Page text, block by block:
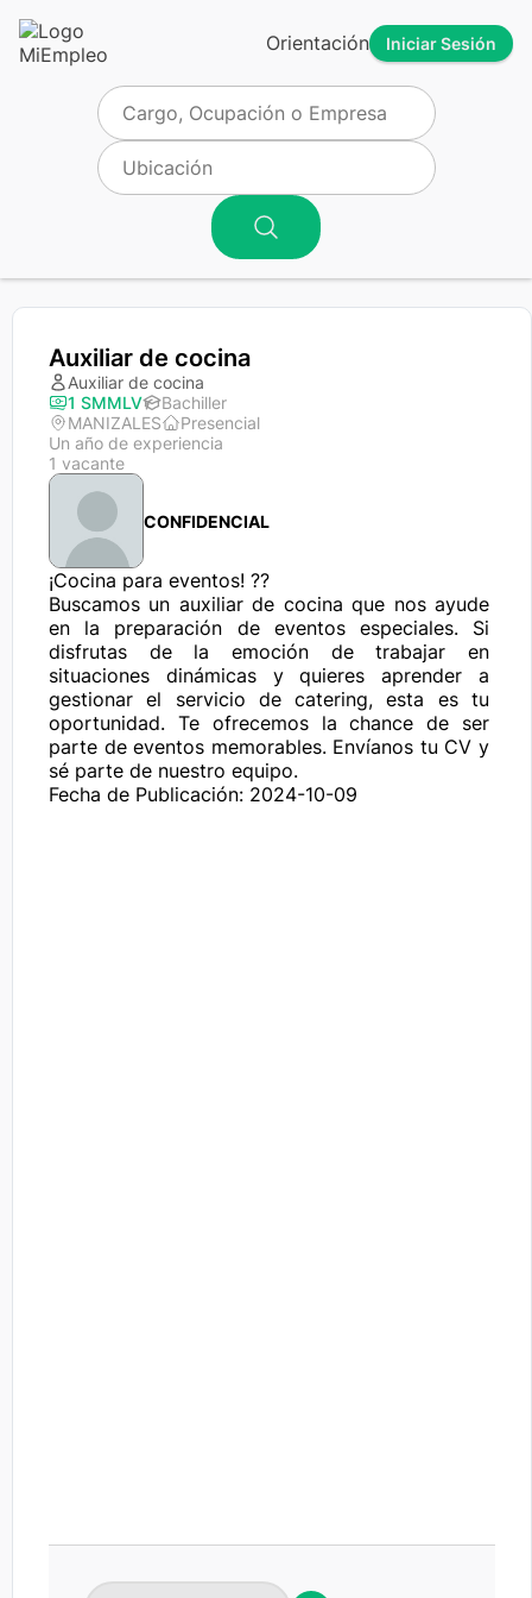
Orientación Iniciar Sesión
Auxiliar de cocina
Auxiliar de cocina
1 SMMLV
Bachiller
MANIZALES
Presencial
Un año de experiencia
1 vacante
CONFIDENCIAL
¡Cocina para eventos! ??
Buscamos un auxiliar de cocina que nos ayude
en la preparación de eventos especiales. Si
disfrutas de la emoción de trabajar en
situaciones dinámicas y quieres aprender a
gestionar el servicio de catering, esta es tu
oportunidad. Te ofrecemos la chance de ser
parte de eventos memorables. Envíanos tu CV y
sé parte de nuestro equipo.
Fecha de Publicación: 2024-10-09